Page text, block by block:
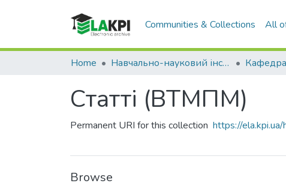
Communities & Collections All
Home Навчально-науковий інститут матеріалознавства та зварювання ім. Є.О. Патона (НН ІМЗ ім. Є.О. Патона)
Статті (ВТМПМ)
Permanent URI for this collection https://
Browse